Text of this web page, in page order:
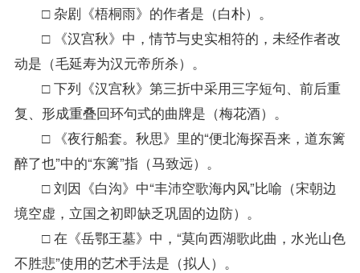
□ 杂剧《梧桐雨》的作者是（白朴）。
□ 《汉宫秋》中，情节与史实相符的，未经作者改
动是（毛延寿为汉元帝所杀）。
□ 下列《汉宫秋》第三折中采用三字短句、前后重
复、形成重叠回环句式的曲牌是（梅花酒）。
□ 《夜行船套。秋思》里的“便北海探吾来，道东篱
醉了也”中的“东篱”指（马致远）。
□ 刘因《白沟》中“丰沛空歌海内风”比喻（宋朝边
境空虚，立国之初即缺乏巩固的边防）。
□ 在《岳鄂王墓》中，“莫向西湖歌此曲，水光山色
不胜悲”使用的艺术手法是（拟人）。